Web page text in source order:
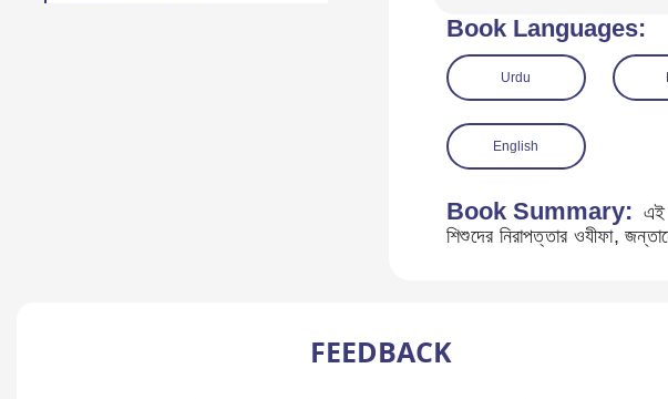
Book Languages:
Urdu
English
Book Summary: এই
শিশুদের নিরাপত্তার ওযীফা,
FEEDBACK